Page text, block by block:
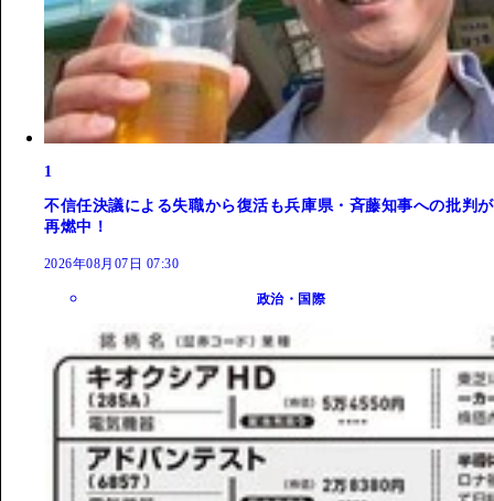
1
不信任決議による失職から復活も兵庫県・斉藤知事への批判が
再燃中！
2026年08月07日 07:30
政治・国際